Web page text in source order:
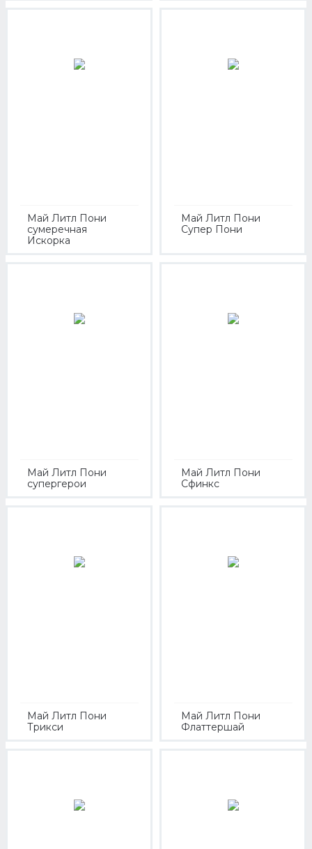
Май Литл Пони
сумеречная
Искорка
Май Литл Пони
Супер Пони
Май Литл Пони
супергерои
Май Литл Пони
Сфинкс
Май Литл Пони
Трикси
Май Литл Пони
Флаттершай